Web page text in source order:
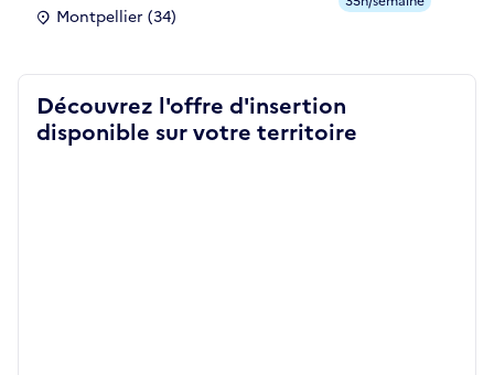
Montpellier (34)
Découvrez l'offre d'insertion
disponible sur votre territoire